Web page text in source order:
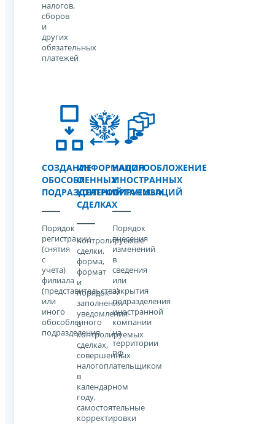
налогов,
сборов
и
других
обязательных
платежей
СОЗДАНИЕ
ОБОСОБЛЕННЫХ
ПОДРАЗДЕЛЕНИЙ
Порядок
регистрации
(снятия
с
учета)
филиала
(представительства)
или
иного
обособленного
подразделения
ИНФОРМАЦИЯ
О
КОНТРОЛИРУЕМЫХ
СДЕЛКАХ
Контролируемые
сделки,
форма,
формат
и
порядок
заполнения
уведомления
о
контролируемых
сделках,
совершенных
налогоплательщиком
в
календарном
году,
самостоятельные
корректировки
НАЛОГООБЛОЖЕНИЕ
ИНОСТРАННЫХ
ОРГАНИЗАЦИЙ
Порядок
внесения
изменений
в
сведения
или
закрытия
подразделения
иностранной
компании
на
территории
РФ